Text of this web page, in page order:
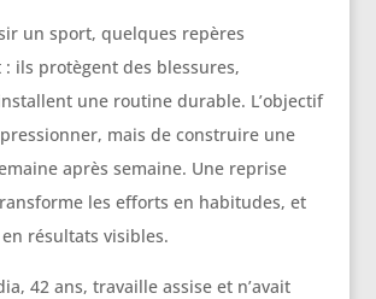
un sport, quelques repères
ils protègent des blessures,
une routine durable. L’objectif
mais de construire une
après semaine. Une reprise
les efforts en habitudes, et
résultats visibles.
42 ans, travaille assise et n’avait